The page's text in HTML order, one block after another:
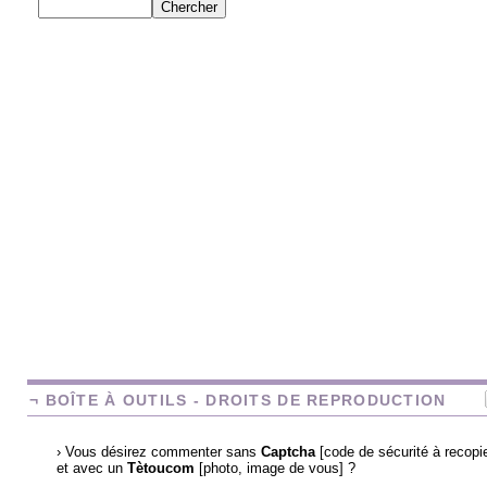
¬ BOÎTE À OUTILS - DROITS DE REPRODUCTION
› Vous désirez commenter sans Captcha[code de sécurité à
et avec un Tètoucom [photo, image de vous] ?